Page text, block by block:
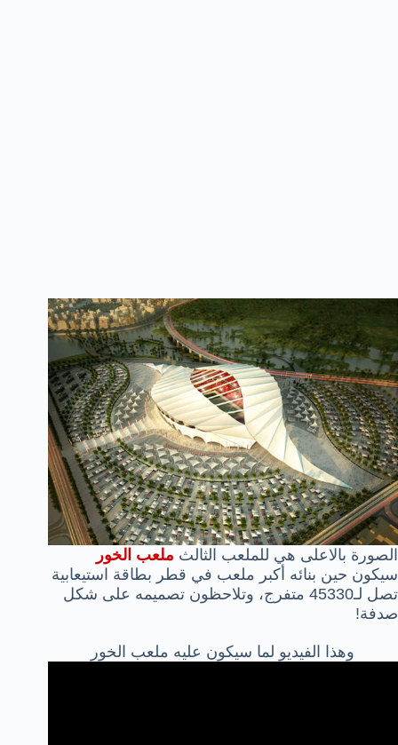
الصورة بالاعلى هي للملعب الثالث ملعب الخور
سيكون حين بنائه أكبر ملعب في قطر بطاقة استيعابية
تصل لـ45330 متفرج، وتلاحظون تصميمه على شكل
صدفة!
وهذا الفيديو لما سيكون عليه ملعب الخور